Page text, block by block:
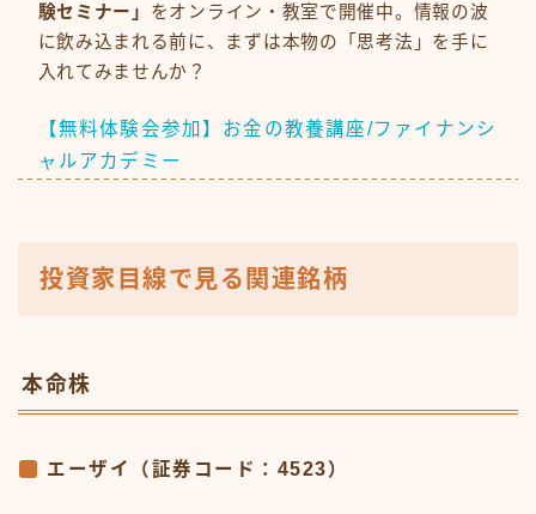
験セミナー」 をオンライン・教室で開催中。情報の波
に飲み込まれる前に、まずは本物の「思考法」を手に
入れてみませんか？
【無料体験会参加】お金の教養講座/ファイナンシ
ャルアカデミー
投資家目線で見る関連銘柄
本命株
エーザイ（証券コード：4523）